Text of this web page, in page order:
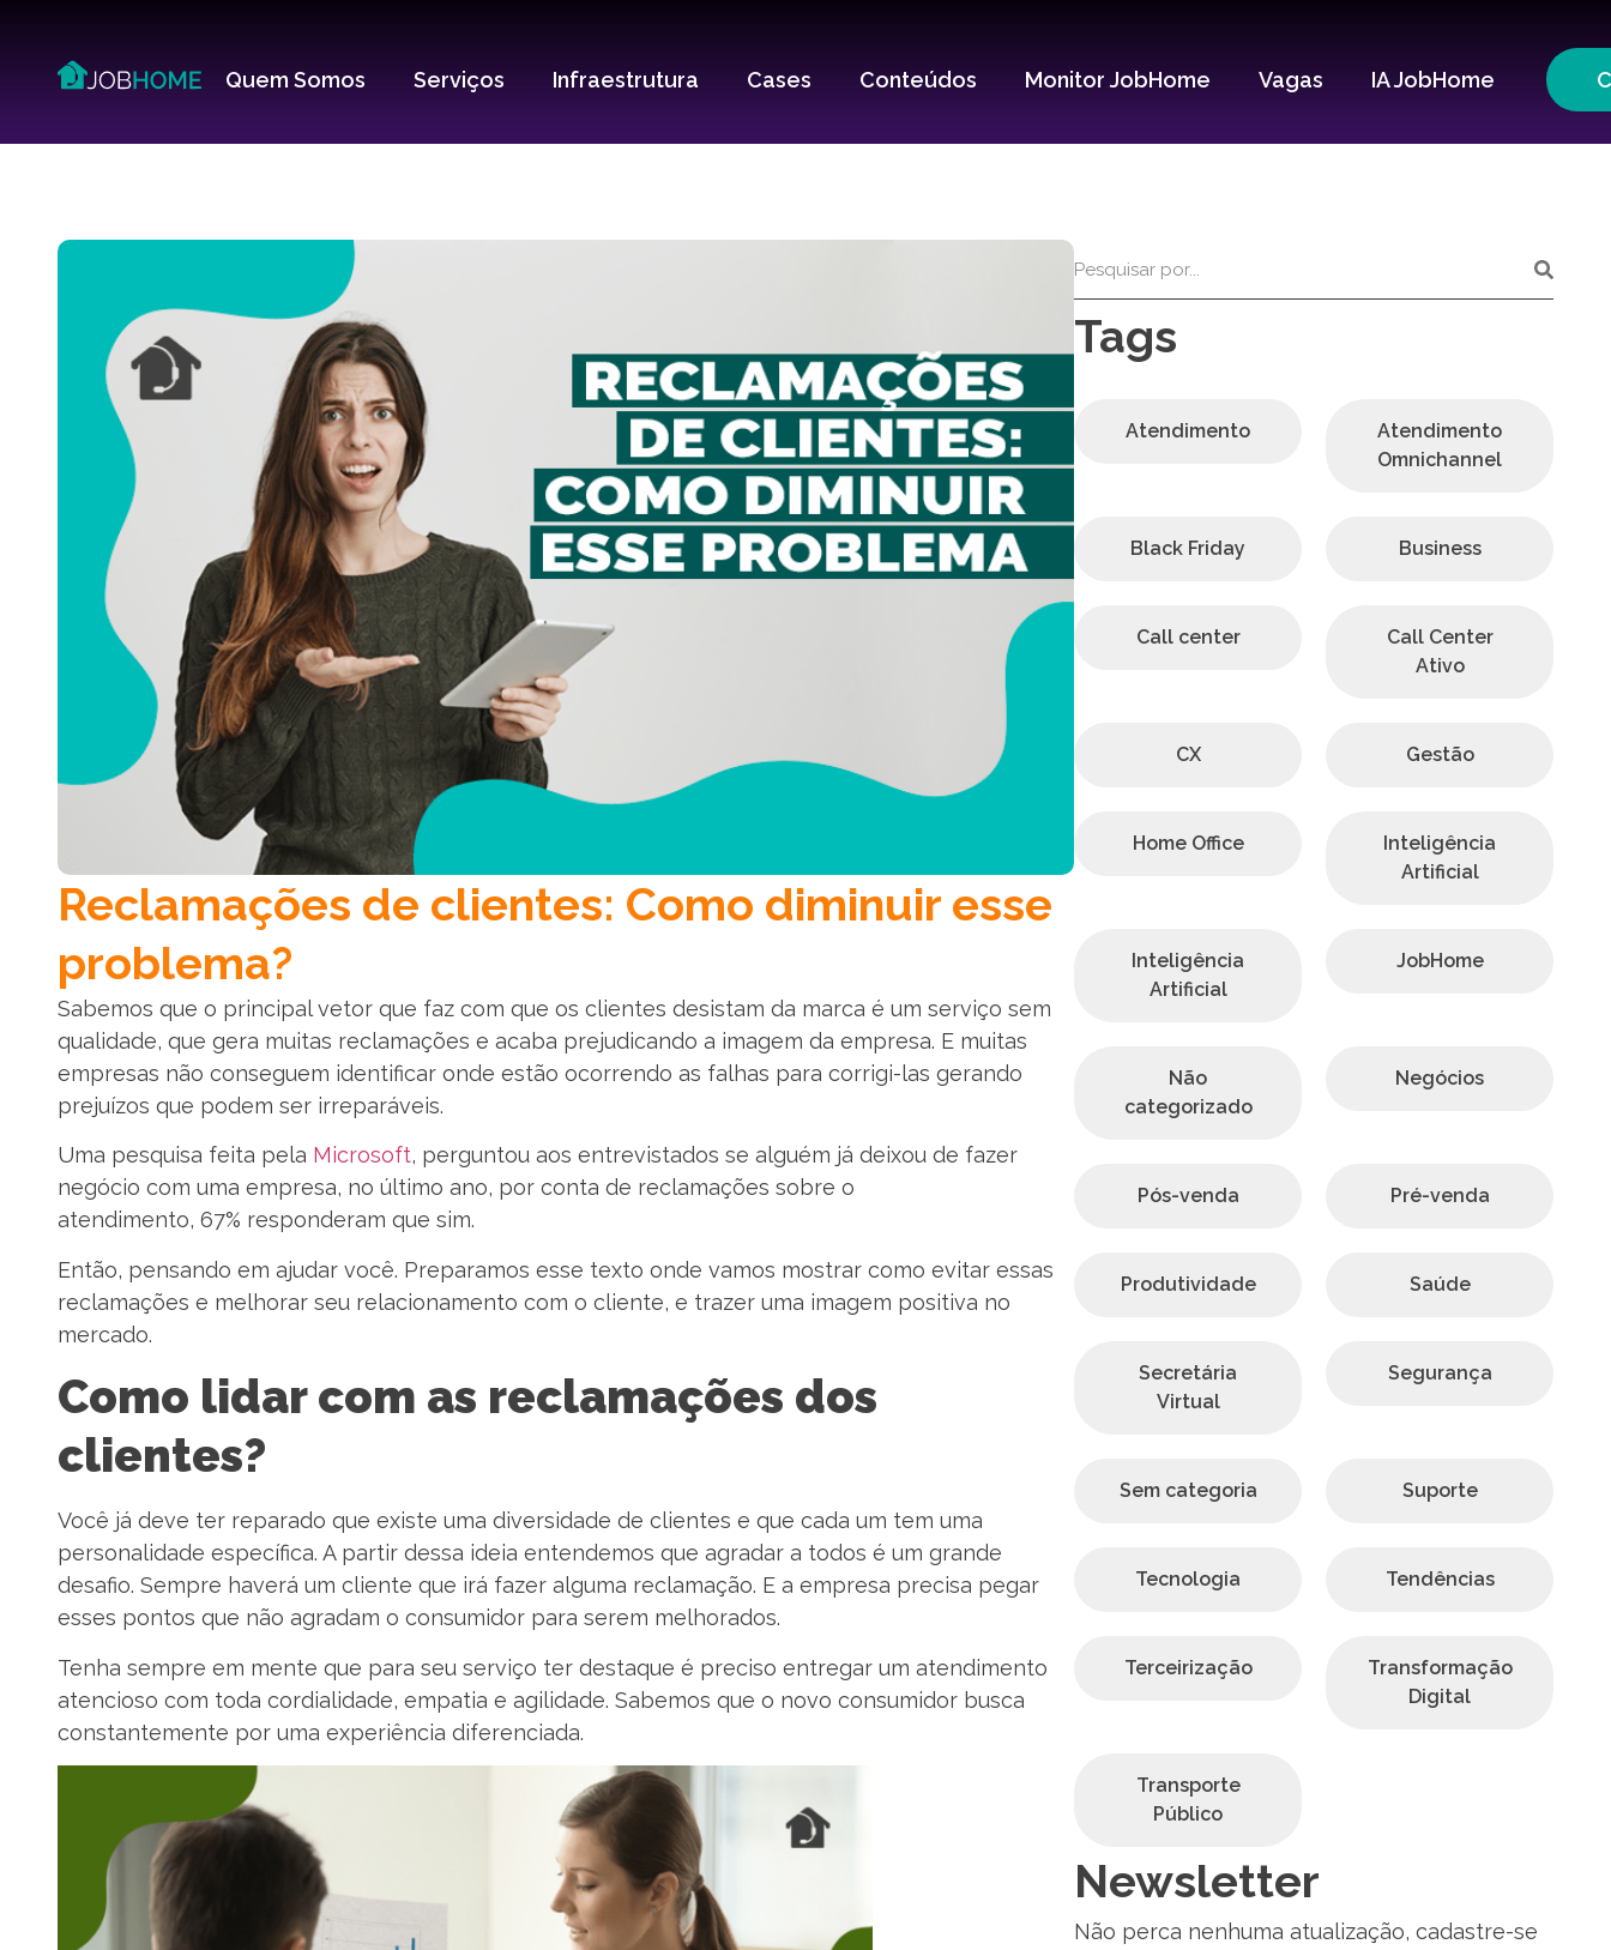
Quem Somos Serviços Infraestrutura Cases Conteúdos Monitor JobHome Vagas IA JobHome
Reclamações de clientes: Como diminuir esse
problema?
Sabemos que o principal vetor que faz com que os clientes desistam da marca é um serviço sem
qualidade, que gera muitas reclamações e acaba prejudicando a imagem da empresa. E muitas
empresas não conseguem identificar onde estão ocorrendo as falhas para corrigi-las gerando
prejuízos que podem ser irreparáveis.
Uma pesquisa feita pela Microsoft, perguntou aos entrevistados se alguém já deixou de fazer
negócio com uma empresa, no último ano, por conta de reclamações sobre o
atendimento, 67% responderam que sim.
Então, pensando em ajudar você. Preparamos esse texto onde vamos mostrar como evitar essas
reclamações e melhorar seu relacionamento com o cliente, e trazer uma imagem positiva no
mercado.
Como lidar com as reclamações dos
clientes?
Você já deve ter reparado que existe uma diversidade de clientes e que cada um tem uma
personalidade específica. A partir dessa ideia entendemos que agradar a todos é um grande
desafio. Sempre haverá um cliente que irá fazer alguma reclamação. E a empresa precisa pegar
esses pontos que não agradam o consumidor para serem melhorados.
Tenha sempre em mente que para seu serviço ter destaque é preciso entregar um atendimento
atencioso com toda cordialidade, empatia e agilidade. Sabemos que o novo consumidor busca
constantemente por uma experiência diferenciada.
Tags
Atendimento
Atendimento
Omnichannel
Black Friday Business
Call center
Call Center
Ativo
CX Gestão
Home Office
Inteligência
Artificial
Inteligência
Artificial
JobHome
Não
categorizado
Negócios
Pós-venda Pré-venda
Produtividade Saúde
Secretária
Virtual
Segurança
Sem categoria Suporte
Tecnologia Tendências
Terceirização
Transformação
Digital
Transporte
Público
Newsletter
Não perca nenhuma atualização, cadastre-se